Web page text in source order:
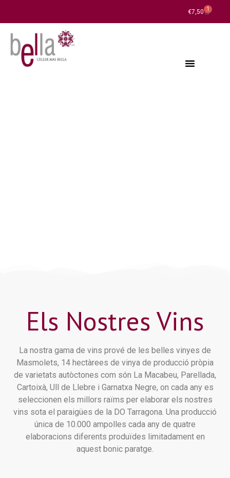
€7,50 1
Els Nostres Vins
La nostra gama de vins prové de les belles vinyes de
Masmolets, 14 hectàrees de vinya de producció pròpia
de varietats autòctones com són La Macabeu, Parellada,
Cartoixà, Ull de Llebre i Garnatxa Negre, on cada any es
seleccionen els millors raïms per elaborar els nostres
vins sota el paraigües de la DO Tarragona. Una producció
única de 10.000 ampolles cada any de quatre
elaboracions diferents produïdes limitadament en
aquest bonic paratge.